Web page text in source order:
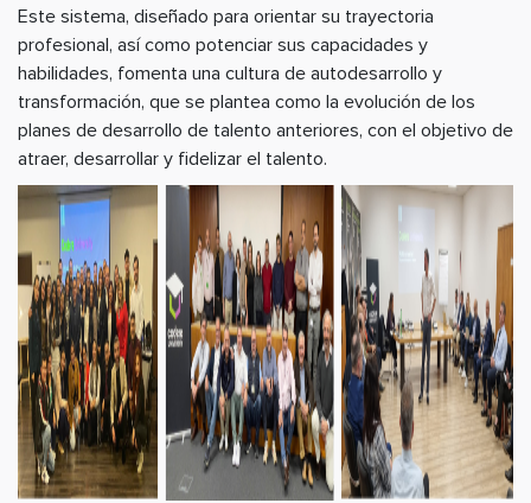
Este sistema, diseñado para orientar su trayectoria
profesional, así como potenciar sus capacidades y
habilidades, fomenta una cultura de autodesarrollo y
transformación, que se plantea como la evolución de los
planes de desarrollo de talento anteriores, con el objetivo de
atraer, desarrollar y fidelizar el talento.